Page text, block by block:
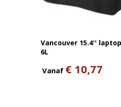
Vancouver 15.4''
6L
Vanaf € 10,77